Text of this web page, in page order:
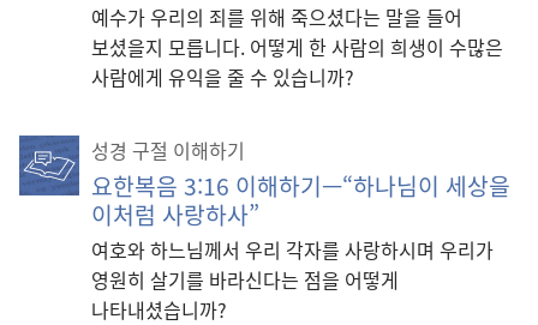
예수가 우리의 죄를 위해 죽으셨다는 말을 들어
보셨을지 모릅니다. 어떻게 한 사람의 희생이 수많은
사람에게 유익을 줄 수 있습니까?
성경 구절 이해하기
요한복음 3:16 이해하기—“하나님이 세상을
이처럼 사랑하사”
여호와 하느님께서 우리 각자를 사랑하시며 우리가
영원히 살기를 바라신다는 점을 어떻게
나타내셨습니까?